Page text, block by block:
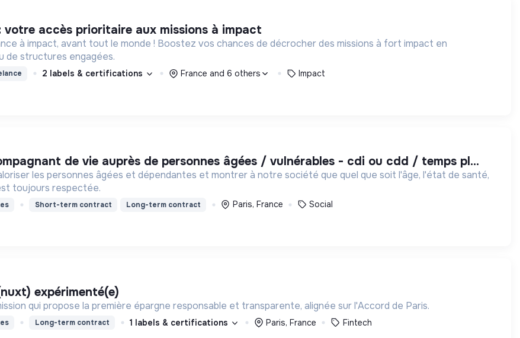
votre accès prioritaire aux missions à impact
à impact, avant tout le monde ! Boostez vos chances de décrocher des missions à fort impact en
de structures engagées.
2 labels & certifications France and 6 others Impact
de vie auprès de personnes âgées / vulnérables - cdi ou cdd / temps pl...
les personnes âgées et dépendantes et montrer à notre société que quel que soit l'âge, l'état de santé,
toujours respectée.
Short-term contract Long-term contract Paris, France Social
expérimenté(e)
qui propose la première épargne responsable et transparente, alignée sur l'Accord de Paris.
Long-term contract 1 labels & certifications Paris, France Fintech